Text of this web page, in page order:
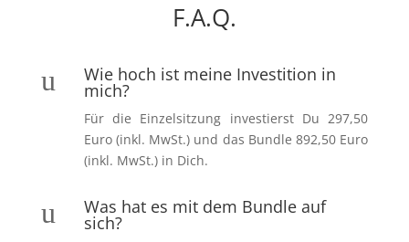
F.A.Q.
u
Wie hoch ist meine Investition in
mich?
Für die Einzelsitzung investierst Du 297,50
Euro (inkl. MwSt.) und das Bundle 892,50 Euro
(inkl. MwSt.) in Dich.
u Was hat es mit dem Bundle auf
sich?